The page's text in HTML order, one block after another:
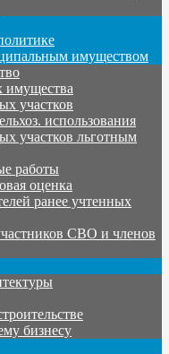
имуществом
имущества
участков
использования
участков льготным
работы
оценка
ранее учтенных
СВО и членов
бизнесу